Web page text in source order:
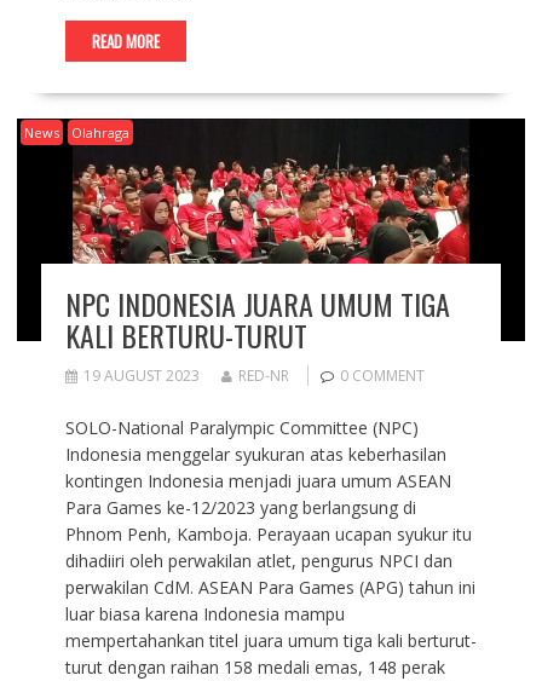
READ MORE
News Olahraga
NPC INDONESIA JUARA UMUM TIGA
KALI BERTURU-TURUT
19 AUGUST 2023 RED-NR 0 COMMENT
SOLO-National Paralympic Committee (NPC)
Indonesia menggelar syukuran atas keberhasilan
kontingen Indonesia menjadi juara umum ASEAN
Para Games ke-12/2023 yang berlangsung di
Phnom Penh, Kamboja. Perayaan ucapan syukur itu
dihadiiri oleh perwakilan atlet, pengurus NPCI dan
perwakilan CdM. ASEAN Para Games (APG) tahun ini
luar biasa karena Indonesia mampu
mempertahankan titel juara umum tiga kali berturut-
turut dengan raihan 158 medali emas, 148 perak